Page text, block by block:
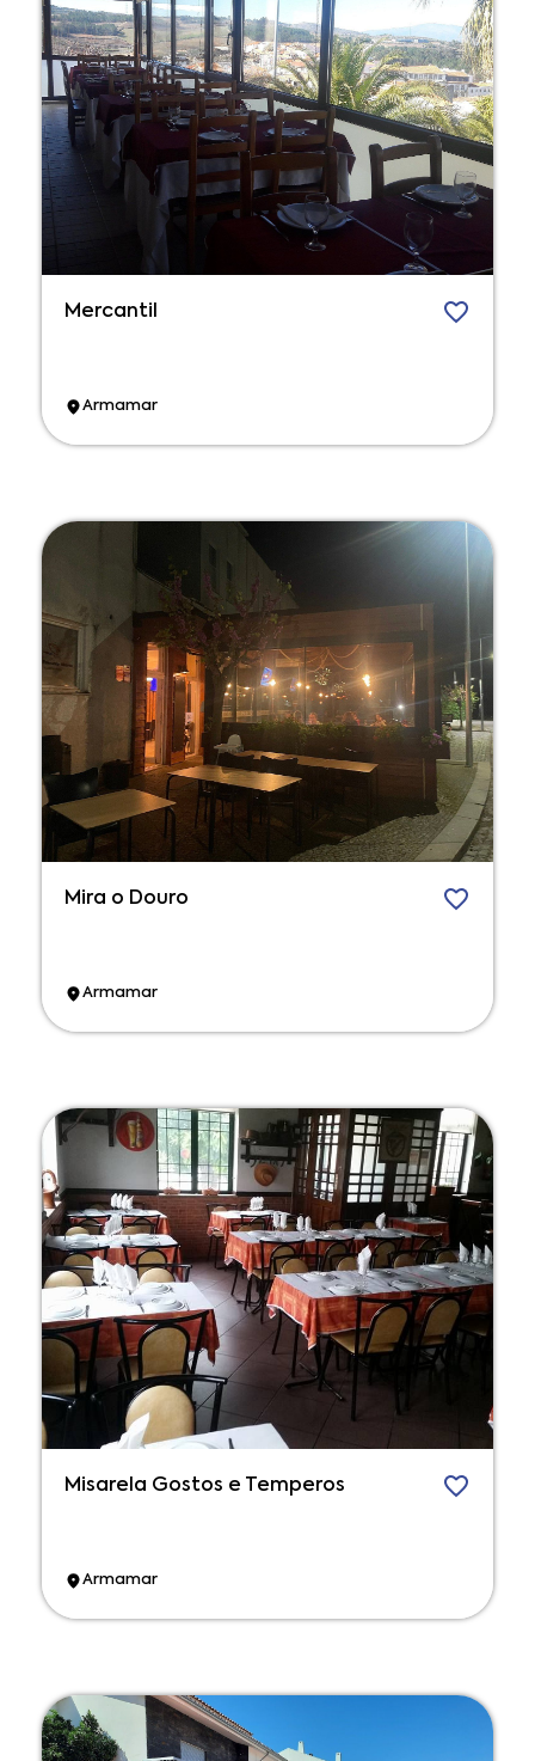
Mercantil
Armamar
Mira o Douro
Armamar
Misarela Gostos e Temperos
Armamar